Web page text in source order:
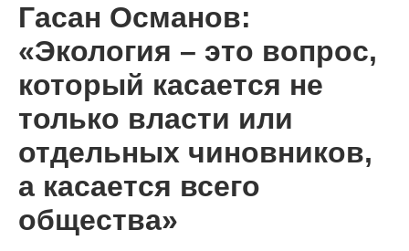
Гасан Османов:
«Экология – это вопрос,
который касается не
только власти или
отдельных чиновников,
а касается всего
общества»